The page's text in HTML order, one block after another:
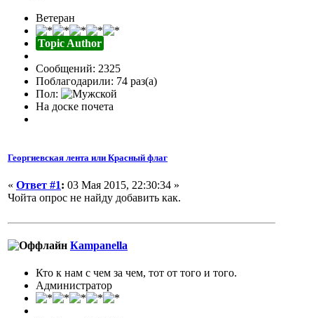
Ветеран
Topic Author
Сообщений: 2325
Поблагодарили: 74 раз(а)
Пол:
На доске почета
Георгиевская лента или Красный флаг
« Ответ #1: 03 Мая 2015, 22:30:34 »
Чойта опрос не найду добавить как.
Кampanella
Кто к нам с чем за чем, тот от того и того.
Администратор